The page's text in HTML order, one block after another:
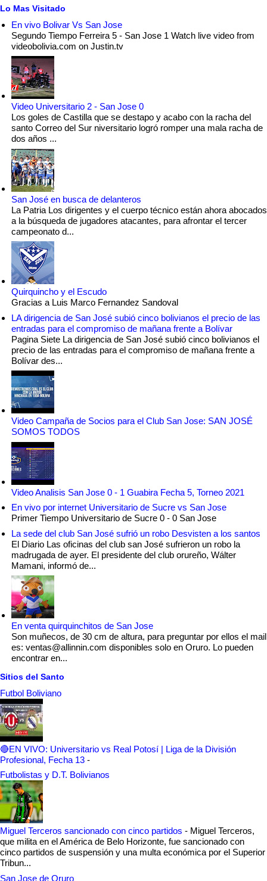
Lo Mas Visitado
En vivo Bolivar Vs San Jose
Segundo Tiempo Ferreira 5 - San Jose 1 Watch live video from
videobolivia.com on Justin.tv
Video Universitario 2 - San Jose 0
Los goles de Castilla que se destapo y acabo con la racha del
santo Correo del Sur niversitario logró romper una mala racha de
dos años ...
San José en busca de delanteros
La Patria Los dirigentes y el cuerpo técnico están ahora abocados
a la búsqueda de jugadores atacantes, para afrontar el tercer
campeonato d...
Quirquincho y el Escudo
Gracias a Luis Marco Fernandez Sandoval
LA dirigencia de San José subió cinco bolivianos el precio de las
entradas para el compromiso de mañana frente a Bolívar
Pagina Siete La dirigencia de San José subió cinco bolivianos el
precio de las entradas para el compromiso de mañana frente a
Bolívar des...
Video Campaña de Socios para el Club San Jose: SAN JOSÉ
SOMOS TODOS
Video Analisis San Jose 0 - 1 Guabira Fecha 5, Torneo 2021
En vivo por internet Universitario de Sucre vs San Jose
Primer Tiempo Universitario de Sucre 0 - 0 San Jose
La sede del club San José sufrió un robo Desvisten a los santos
El Diario Las oficinas del club san José sufrieron un robo la
madrugada de ayer. El presidente del club orureño, Wálter
Mamani, informó de...
En venta quirquinchitos de San Jose
Son muñecos, de 30 cm de altura, para preguntar por ellos el mail
es: ventas@allinnin.com disponibles solo en Oruro. Lo pueden
encontrar en...
Sitios del Santo
Futbol Boliviano
🔴EN VIVO: Universitario vs Real Potosí | Liga de la División
Profesional, Fecha 13 -
Futbolistas y D.T. Bolivianos
Miguel Terceros sancionado con cinco partidos - Miguel Terceros,
que milita en el América de Belo Horizonte, fue sancionado con
cinco partidos de suspensión y una multa económica por el Superior
Tribun...
San Jose de Oruro